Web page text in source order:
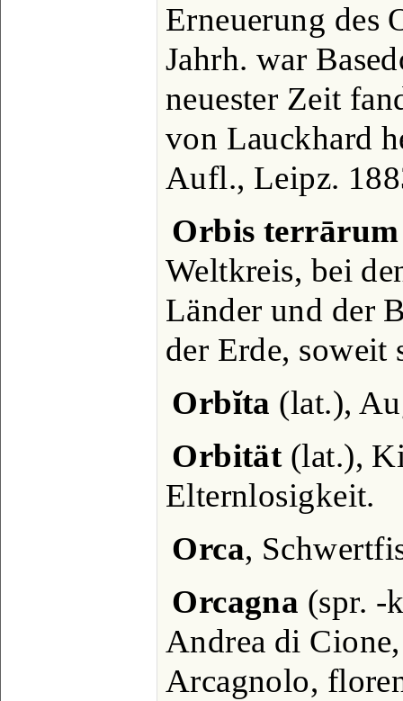
Erneuerung des
Jahrh. war
neuester Zeit
von Lauckhard
Aufl., Leipz.
Orbis terrārum
Weltkreis, bei
Länder und der
der Erde, soweit
Orbĭta (lat.),
Orbität(lat.),
Elternlosigkeit.
Orca,
Orcagna (spr. -
Andrea di
Arcagnolo,